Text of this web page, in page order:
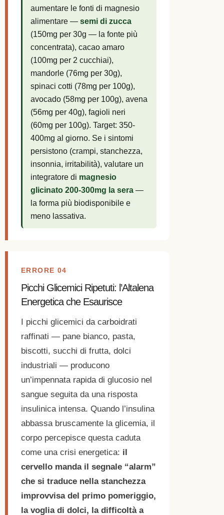
aumentare le fonti di magnesio
alimentare — semi di zucca
(150mg per 30g — la fonte più
concentrata), cacao amaro
(100mg per 2 cucchiai),
mandorle (76mg per 30g),
spinaci cotti (78mg per 100g),
avocado (58mg per 100g), avena
(56mg per 40g), fagioli neri
(60mg per 100g). Target: 350-
400mg al giorno. Se i sintomi
persistono (crampi, stanchezza,
insonnia, irritabilità), valutare un
integratore di magnesio
glicinato 200-300mg la sera —
la forma più biodisponibile e
meno lassativa.
ERRORE 04
Picchi Glicemici Ripetuti: l’Altalena
Energetica che Esaurisce
I picchi glicemici da carboidrati
raffinati — pane bianco, pasta,
biscotti, succhi di frutta, dolci
industriali — producono
un’impennata rapida di glucosio nel
sangue seguita da una risposta
insulinica intensa. Quando l’insulina
abbassa bruscamente la glicemia, il
corpo percepisce questa caduta
come una crisi energetica: il
cervello manda il segnale “alarm”
che si traduce nella stanchezza
improvvisa del primo pomeriggio,
la voglia di dolci, la difficoltà a